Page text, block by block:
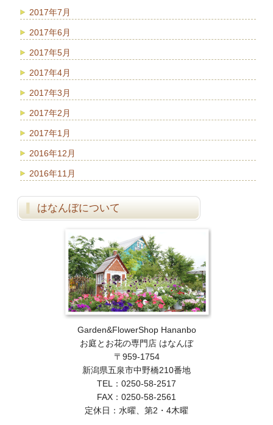
2017年7月
2017年6月
2017年5月
2017年4月
2017年3月
2017年2月
2017年1月
2016年12月
2016年11月
はなんぼについて
Garden&FlowerShop Hananbo
お庭とお花の専門店 はなんぼ
〒959-1754
新潟県五泉市中野橋210番地
TEL：0250-58-2517
FAX：0250-58-2561
定休日：水曜、第2・4木曜